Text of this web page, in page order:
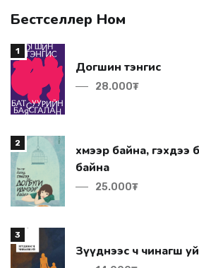
Бестселлер Ном
1
Догшин тэнгис
28.000₮
2
байна
25.000₮
3
Зүүднээс ч чинагш уй